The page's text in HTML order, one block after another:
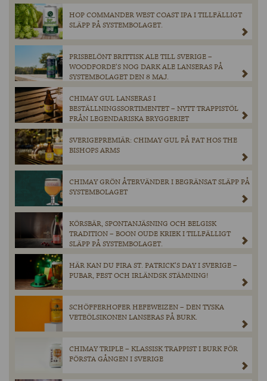
HOP COMMANDER WEST COAST IPA I TILLFÄLLIGT
SLÄPP PÅ SYSTEMBOLAGET.
PRISBELÖNT BRITTISK ALE TILL SVERIGE –
WOODFORDE’S NOG DARK ALE LANSERAS PÅ
SYSTEMBOLAGET DEN 8 MAJ.
CHIMAY GUL LANSERAS I
BESTÄLLNINGSSORTIMENTET – NYTT TRAPPISTÖL
FRÅN LEGENDARISKA BRYGGERIET
SVERIGEPREMIÄR: CHIMAY GUL PÅ FAT HOS THE
BISHOPS ARMS
CHIMAY GRÖN ÅTERVÄNDER I BEGRÄNSAT SLÄPP PÅ
SYSTEMBOLAGET
KÖRSBÄR, SPONTANJÄSNING OCH BELGISK
TRADITION – BOON OUDE KRIEK I TILLFÄLLIGT
SLÄPP PÅ SYSTEMBOLAGET.
HÄR KAN DU FIRA ST. PATRICK’S DAY I SVERIGE –
PUBAR, FEST OCH IRLÄNDSK STÄMNING!
SCHÖFFERHOFER HEFEWEIZEN – DEN TYSKA
VETEÖLSIKONEN LANSERAS PÅ BURK.
CHIMAY TRIPLE – KLASSISK TRAPPIST I BURK FÖR
FÖRSTA GÅNGEN I SVERIGE